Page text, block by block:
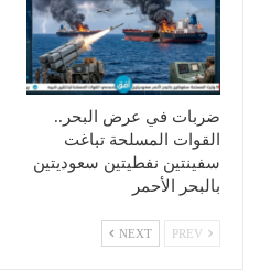
ضربات في عرض البحر..
القوات المسلحة تباغت
سفينتين نفطيتين سعوديتين
بالبحر الأحمر
NEXT